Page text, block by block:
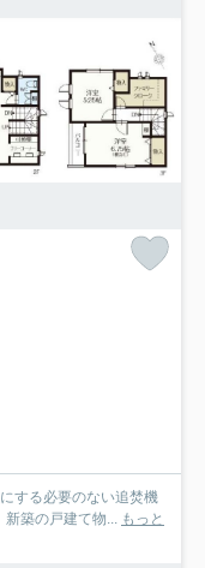
する必要のない追焚機
新築の戸建て物... もっと